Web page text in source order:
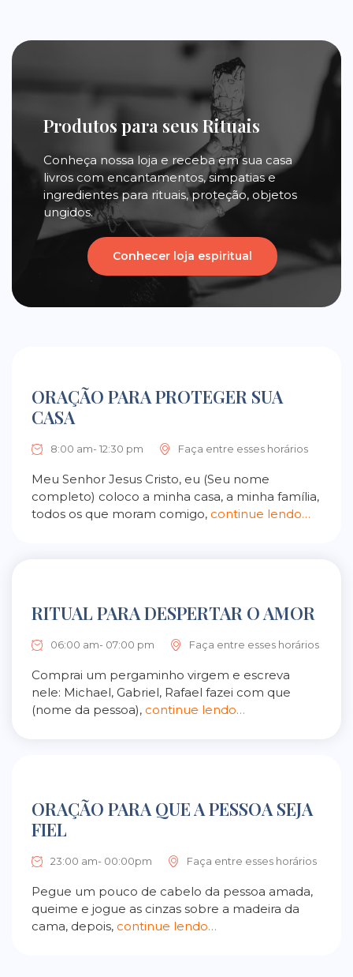
Produtos para seus Rituais
Conheça nossa loja e receba em sua casa
livros com encantamentos, simpatias e
ingredientes para rituais, proteção, objetos
ungidos.
Conhecer loja espiritual
ORAÇÃO PARA PROTEGER SUA
CASA
8:00 am- 12:30 pm Faça entre esses horários
Meu Senhor Jesus Cristo, eu (Seu nome
completo) coloco a minha casa, a minha família,
todos os que moram comigo, continue lendo…
RITUAL PARA DESPERTAR O AMOR
06:00 am- 07:00 pm Faça entre esses horários
Comprai um pergaminho virgem e escreva
nele: Michael, Gabriel, Rafael fazei com que
(nome da pessoa), continue lendo…
ORAÇÃO PARA QUE A PESSOA SEJA
FIEL
23:00 am- 00:00pm Faça entre esses horários
Pegue um pouco de cabelo da pessoa amada,
queime e jogue as cinzas sobre a madeira da
cama, depois, continue lendo…